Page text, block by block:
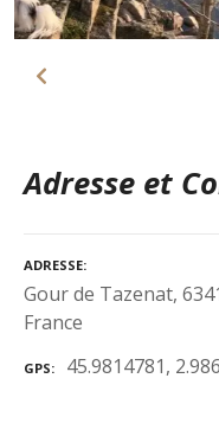
Adresse et
ADRESSE
Gour de Tazenat,
France
GPS 45.9814781,